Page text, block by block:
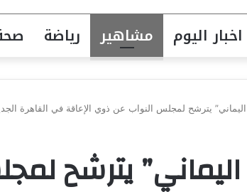
اخبار اليوم مشاهير رياضة
يترشح لمجلس النواب عن ذوي الإعاقة في القاهرة
يترشح